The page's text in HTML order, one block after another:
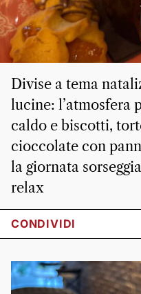
Divise a tema
lucine: l’atmosfera
caldo e biscotti,
cioccolate con
la giornata
relax
CONDIVIDI